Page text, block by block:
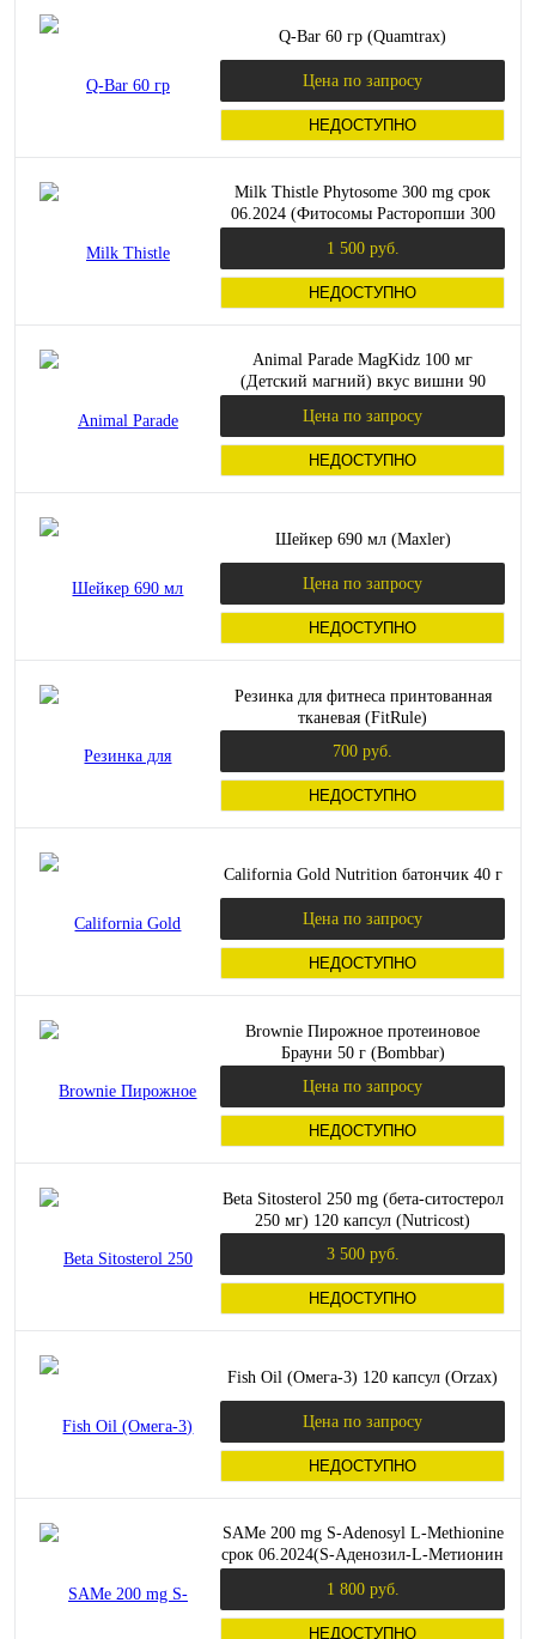
Q-Bar 60 гр (Quamtrax)
Цена по запросу
НЕДОСТУПНО
Milk Thistle Phytosome 300 mg срок
06.2024 (Фитосомы Расторопши 300
1 500 руб.
НЕДОСТУПНО
Animal Parade MagKidz 100 мг
(Детский магний) вкус вишни 90
Цена по запросу
НЕДОСТУПНО
Шейкер 690 мл (Maxler)
Цена по запросу
НЕДОСТУПНО
Резинка для фитнеса принтованная
тканевая (FitRule)
700 руб.
НЕДОСТУПНО
California Gold Nutrition батончик 40 г
Цена по запросу
НЕДОСТУПНО
Brownie Пирожное протеиновое
Брауни 50 г (Bombbar)
Цена по запросу
НЕДОСТУПНО
Beta Sitosterol 250 mg (бета-ситостерол
250 мг) 120 капсул (Nutricost)
3 500 руб.
НЕДОСТУПНО
Fish Oil (Омега-3) 120 капсул (Orzax)
Цена по запросу
НЕДОСТУПНО
SAMe 200 mg S-Adenosyl L-Methionine
срок 06.2024(S-Аденозил-L-Метионин
1 800 руб.
НЕДОСТУПНО